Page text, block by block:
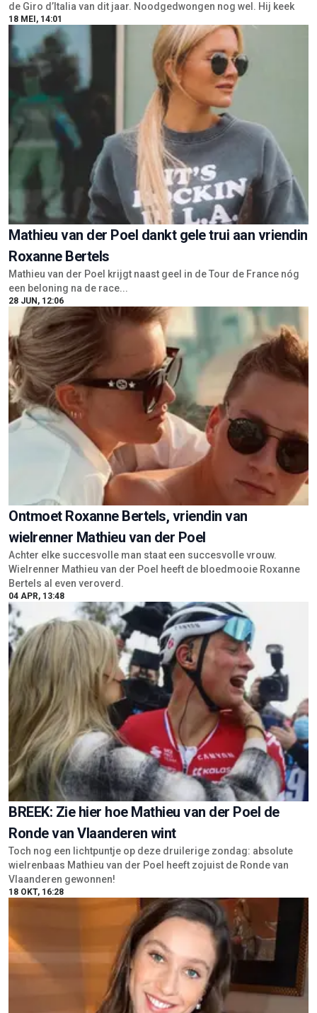
de Giro d’Italia van dit jaar. Noodgedwongen nog wel. Hij keek
18 MEI, 14:01
Mathieu van der Poel dankt gele trui aan vriendin
Roxanne Bertels
Mathieu van der Poel krijgt naast geel in de Tour de France nóg
een beloning na de race...
28 JUN, 12:06
Ontmoet Roxanne Bertels, vriendin van
wielrenner Mathieu van der Poel
Achter elke succesvolle man staat een succesvolle vrouw.
Wielrenner Mathieu van der Poel heeft de bloedmooie Roxanne
Bertels al even veroverd.
04 APR, 13:48
BREEK: Zie hier hoe Mathieu van der Poel de
Ronde van Vlaanderen wint
Toch nog een lichtpuntje op deze druilerige zondag: absolute
wielrenbaas Mathieu van der Poel heeft zojuist de Ronde van
Vlaanderen gewonnen!
18 OKT, 16:28